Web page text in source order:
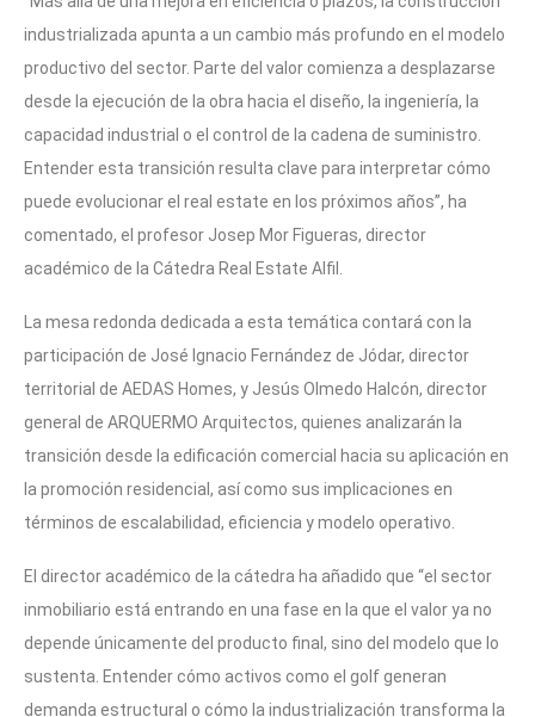
industrializada apunta a un cambio más profundo en el modelo
productivo del sector. Parte del valor comienza a desplazarse
desde la ejecución de la obra hacia el diseño, la ingeniería, la
capacidad industrial o el control de la cadena de suministro.
Entender esta transición resulta clave para interpretar cómo
puede evolucionar el real estate en los próximos años”, ha
comentado, el profesor Josep Mor Figueras, director
académico de la Cátedra Real Estate Alfil.
La mesa redonda dedicada a esta temática contará con la
participación de José Ignacio Fernández de Jódar, director
territorial de AEDAS Homes, y Jesús Olmedo Halcón, director
general de ARQUERMO Arquitectos, quienes analizarán la
transición desde la edificación comercial hacia su aplicación en
la promoción residencial, así como sus implicaciones en
términos de escalabilidad, eficiencia y modelo operativo.
El director académico de la cátedra ha añadido que “el sector
inmobiliario está entrando en una fase en la que el valor ya no
depende únicamente del producto final, sino del modelo que lo
sustenta. Entender cómo activos como el golf generan
demanda estructural o cómo la industrialización transforma la